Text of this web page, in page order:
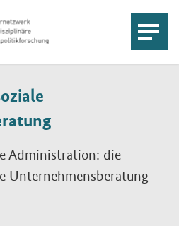
Administration: die
Unternehmensberatung